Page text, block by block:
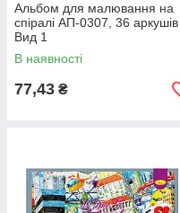
Альбом для малювання на
спіралі АП-0307, ​​36 аркушів
Вид 1
В наявності
77,43 ₴